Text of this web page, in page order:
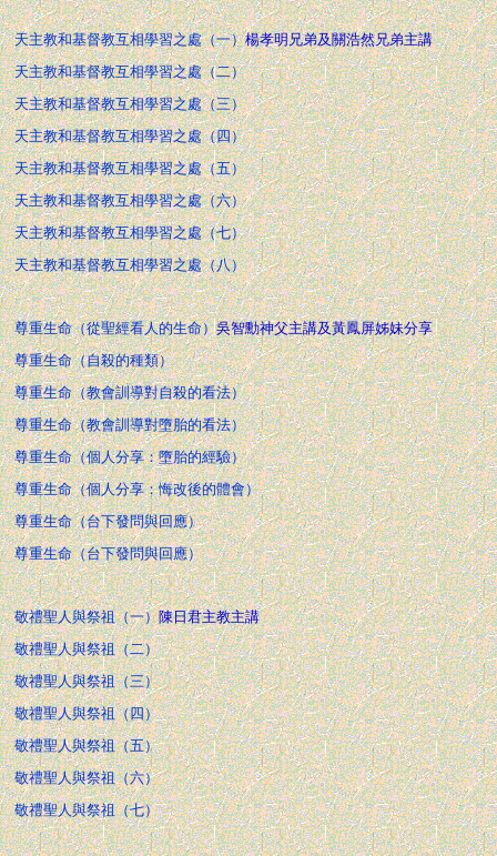
天主教和基督教互相學習之處（一）楊孝明兄弟及關浩然兄弟主講
天主教和基督教互相學習之處（二）
天主教和基督教互相學習之處（三）
天主教和基督教互相學習之處（四）
天主教和基督教互相學習之處（五）
天主教和基督教互相學習之處（六）
天主教和基督教互相學習之處（七）
天主教和基督教互相學習之處（八）
尊重生命（從聖經看人的生命）吳智勳神父主講及黃鳳屏姊妹分享
尊重生命（自殺的種類）
尊重生命（教會訓導對自殺的看法）
尊重生命（教會訓導對墮胎的看法）
尊重生命（個人分享：墮胎的經驗）
尊重生命（個人分享：悔改後的體會）
尊重生命（台下發問與回應）
尊重生命（台下發問與回應）
敬禮聖人與祭祖（一）陳日君主教主講
敬禮聖人與祭祖（二）
敬禮聖人與祭祖（三）
敬禮聖人與祭祖（四）
敬禮聖人與祭祖（五）
敬禮聖人與祭祖（六）
敬禮聖人與祭祖（七）